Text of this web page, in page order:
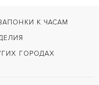
Двойной сложности застежка
К ЧАСАМ
ГОРОДАХ